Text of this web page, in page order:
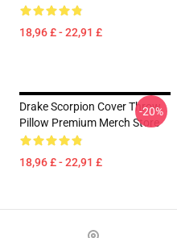
18,96 £ - 22,91 £
Drake Scorpion Cover Throw
Pillow Premium Merch Store
18,96 £ - 22,91 £
-20%